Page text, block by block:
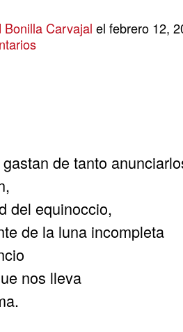
Bonilla Carvajal el febrero 12,
de tanto
del equinoccio,
de la luna incompleta
nos lleva